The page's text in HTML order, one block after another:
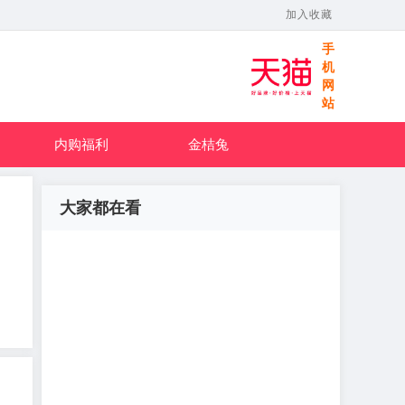
加入收藏
手
机
网
站
内购福利 金桔兔
大家都在看